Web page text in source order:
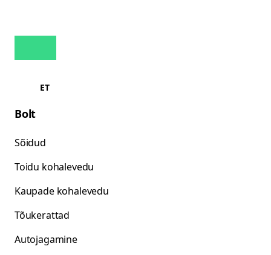
ET
Bolt
Sõidud
Toidu kohalevedu
Kaupade kohalevedu
Tõukerattad
Autojagamine